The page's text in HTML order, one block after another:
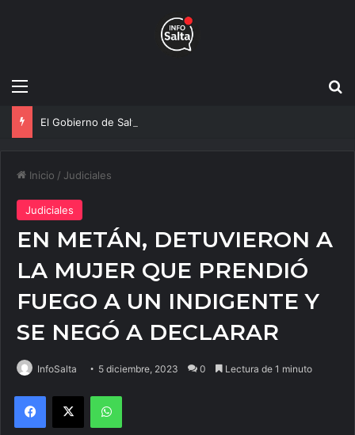
Menú
Inicio / Judiciales
Judiciales
EN METÁN, DETUVIERON A
LA MUJER QUE PRENDIÓ
FUEGO A UN INDIGENTE Y
SE NEGÓ A DECLARAR
InfoSalta 5 diciembre, 2023 0 Lectura de 1 minuto
Facebook
X WhatsApp